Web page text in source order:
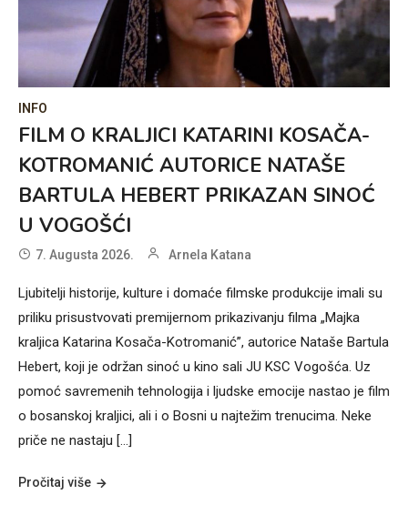
INFO
FILM O KRALJICI KATARINI KOSAČA-
KOTROMANIĆ AUTORICE NATAŠE
BARTULA HEBERT PRIKAZAN SINOĆ
U VOGOŠĆI
7. Augusta 2026. Arnela Katana
Ljubitelji historije, kulture i domaće filmske produkcije imali su
priliku prisustvovati premijernom prikazivanju filma „Majka
kraljica Katarina Kosača-Kotromanić”, autorice Nataše Bartula
Hebert, koji je održan sinoć u kino sali JU KSC Vogošća. Uz
pomoć savremenih tehnologija i ljudske emocije nastao je film
o bosanskoj kraljici, ali i o Bosni u najtežim trenucima. Neke
priče ne nastaju […]
Pročitaj više